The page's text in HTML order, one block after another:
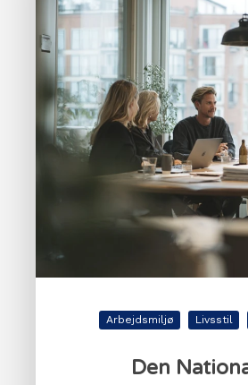
Arbejdsmiljø Livsstil
Den